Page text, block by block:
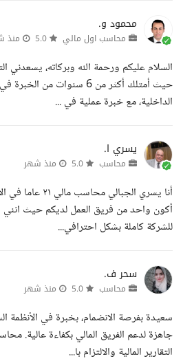
محمود و.
محاسب اول مالي منذ
السلام عليكم ورحمة الله وبركاته، يسعدني
حيث أمتلك أكثر من 6 سنوات
الداخلية، مع خبرة عملية في ...
يسري ا.
محاسب منذ شهر
أنا يسري
أكون واحد من فريق العمل لديكم حيث انني
للشركة كاملة بشكل احترافي...
سحر ف.
محاسب منذ شهر
سعيدة بفرصة الانضمام، بخبرة في الأنظمة
جاهزة لدعم الفريق المالي بكفاءة عالية.
التقارير المالية والالتزام با...